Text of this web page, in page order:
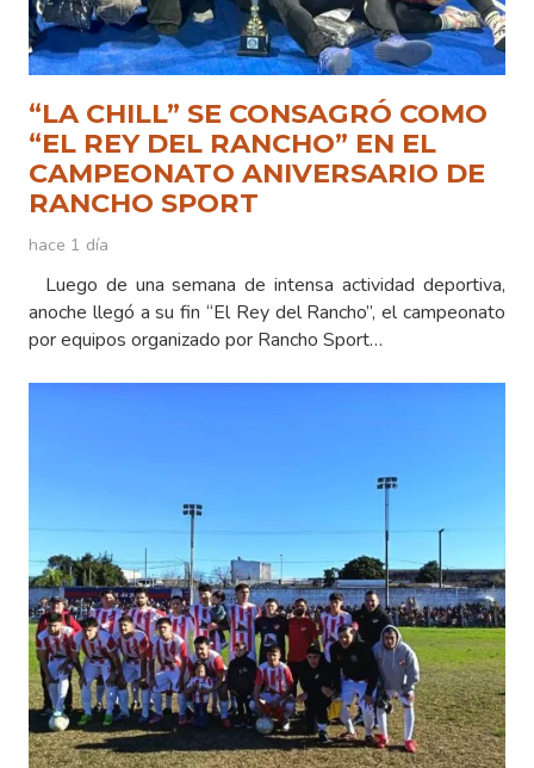
“LA CHILL” SE CONSAGRÓ COMO
“EL REY DEL RANCHO” EN EL
CAMPEONATO ANIVERSARIO DE
RANCHO SPORT
hace 1 día
Luego de una semana de intensa actividad deportiva,
anoche llegó a su fin “El Rey del Rancho”, el campeonato
por equipos organizado por Rancho Sport…